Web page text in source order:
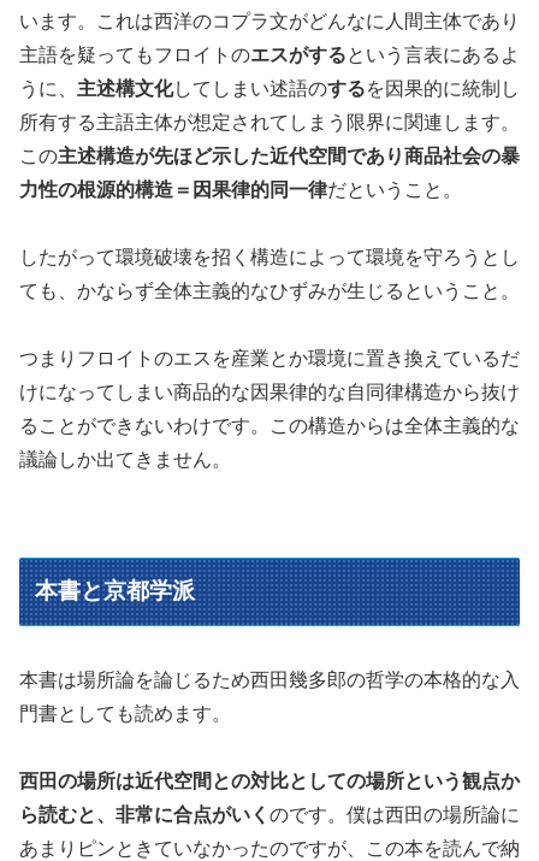
います。これは西洋のコプラ文がどんなに人間主体であり
主語を疑ってもフロイトのエスがするという言表にあるよ
うに、 主述構文化してしまい述語のするを因果的に統制し
所有する主語主体が想定されてしまう限界に関連します。
この主述構造が先ほど示した近代空間であり商品社会の暴
力性の根源的構造＝因果律的同一律だということ。
したがって環境破壊を招く構造によって環境を守ろうとし
ても、かならず全体主義的なひずみが生じるということ。
つまりフロイトのエスを産業とか環境に置き換えているだ
けになってしまい商品的な因果律的な自同律構造から抜け
ることができないわけです。この構造からは全体主義的な
議論しか出てきません。
本書と京都学派
本書は場所論を論じるため西田幾多郎の哲学の本格的な入
門書としても読めます。
西田の場所は近代空間との対比としての場所という観点か
ら読むと、非常に合点がいく のです。僕は西田の場所論に
あまりピンときていなかったのですが、この本を読んで納